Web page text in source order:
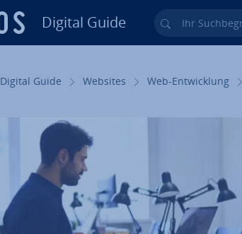
Digital Guide Ihr Such­be­griff
Digital Guide Websites Web-Ent­wick­lung